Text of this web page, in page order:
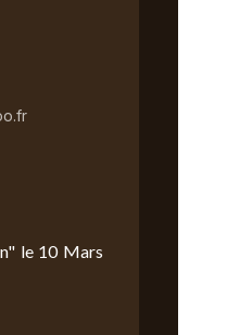
le 10 Mars